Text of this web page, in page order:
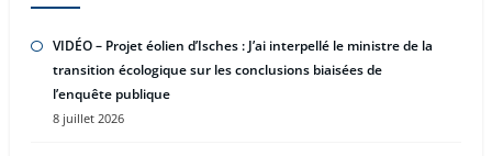
VIDÉO – Projet éolien d’Isches : J’ai interpellé le ministre de la
transition écologique sur les conclusions biaisées de
l’enquête publique
8 juillet 2026